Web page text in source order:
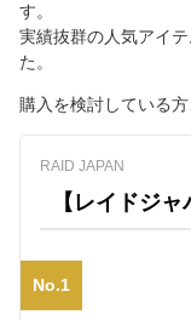
す。
実績抜群の人気アイ
た。
購入を検討している
RAID JAPAN
【レイドジ
No.1